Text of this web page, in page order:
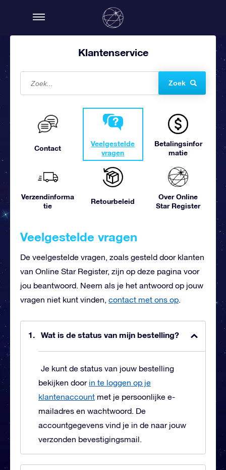
Klantenservice
Zoek
Contact
Veelgestelde
vragen
Betalingsinfor
matie
Verzendinforma
tie
Retourbeleid
Over Online
Star Register
Veelgestelde vragen
De veelgestelde vragen, zoals gesteld door klanten
van Online Star Register, zijn op deze pagina voor
jou beantwoord. Neem als je het antwoord op jouw
vragen niet kunt vinden, contact met ons op.
Wat is de status van mijn bestelling?
Je kunt de status van jouw bestelling
bekijken door in te loggen op je
klantenaccount met je persoonlijke e-
mailadres en wachtwoord. De
accountgegevens vind je in de naar jouw
verzonden bevestigingsmail.